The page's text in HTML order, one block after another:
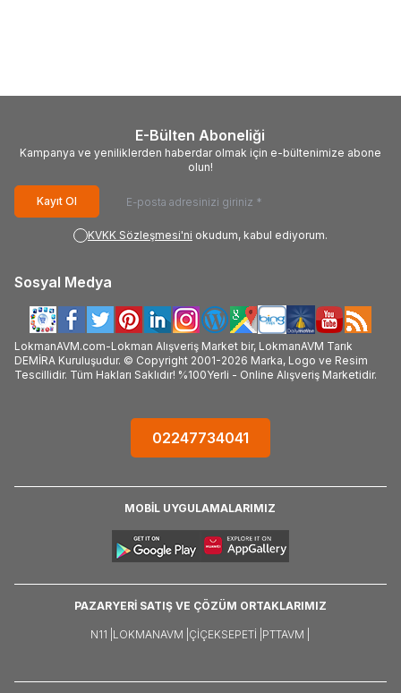
E-Bülten Aboneliği
Kampanya ve yeniliklerden haberdar olmak için e-bültenimize abone
olun!
Kayıt Ol
KVKK Sözleşmesi'ni okudum, kabul ediyorum.
Sosyal Medya
LokmanAVM.com-Lokman Alışveriş Market bir, LokmanAVM Tarık
DEMİRA Kuruluşudur. © Copyright 2001-2026 Marka, Logo ve Resim
Tescillidir. Tüm Hakları Saklıdır! %100Yerli - Online Alışveriş Marketidir.
02247734041
MOBİL UYGULAMALARIMIZ
PAZARYERİ SATIŞ VE ÇÖZÜM ORTAKLARIMIZ
N11 | LOKMANAVM | ÇIÇEKSEPETI | PTTAVM |